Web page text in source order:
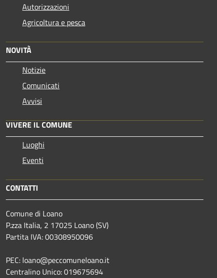
Autorizzazioni
Agricoltura e pesca
NOVITÀ
Notizie
Comunicati
Avvisi
VIVERE IL COMUNE
Luoghi
Eventi
CONTATTI
Comune di Loano
P.zza Italia, 2 17025 Loano (SV)
Partita IVA: 00308950096
PEC: loano@peccomuneloano.it
Centralino Unico: 019675694